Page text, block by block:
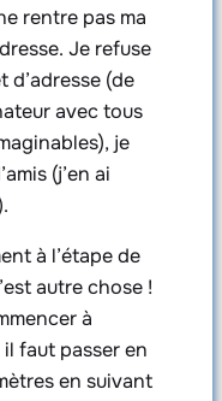
rentre pas ma
Je refuse
(de
avec tous
je
(j’en ai
à l’étape de
autre chose !
à
faut passer en
en suivant